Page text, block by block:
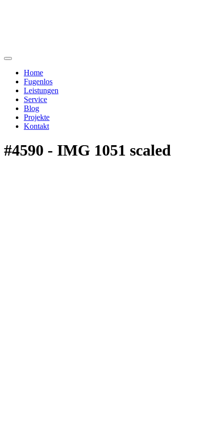
Home
Fugenlos
Leistungen
Service
Blog
Projekte
Kontakt
#4590 - IMG 1051 scaled